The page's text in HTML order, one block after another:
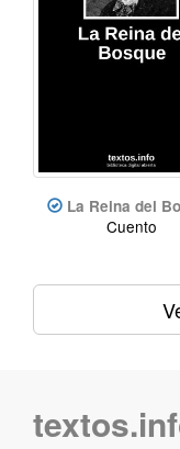
La Reina del
Cuento